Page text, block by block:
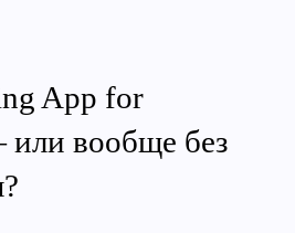
App for
вообще без